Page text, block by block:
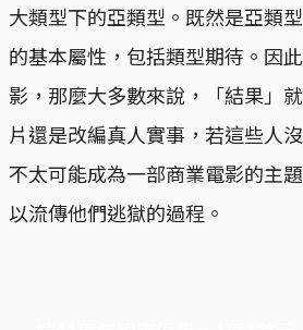
大類型下的亞類型。既然是亞類
的基本屬性，包括類型期待。因
影，那麼大多數來說，「結果」
片還是改編真人實事，若這些人
不太可能成為一部商業電影的主
以流傳他們逃獄的過程。